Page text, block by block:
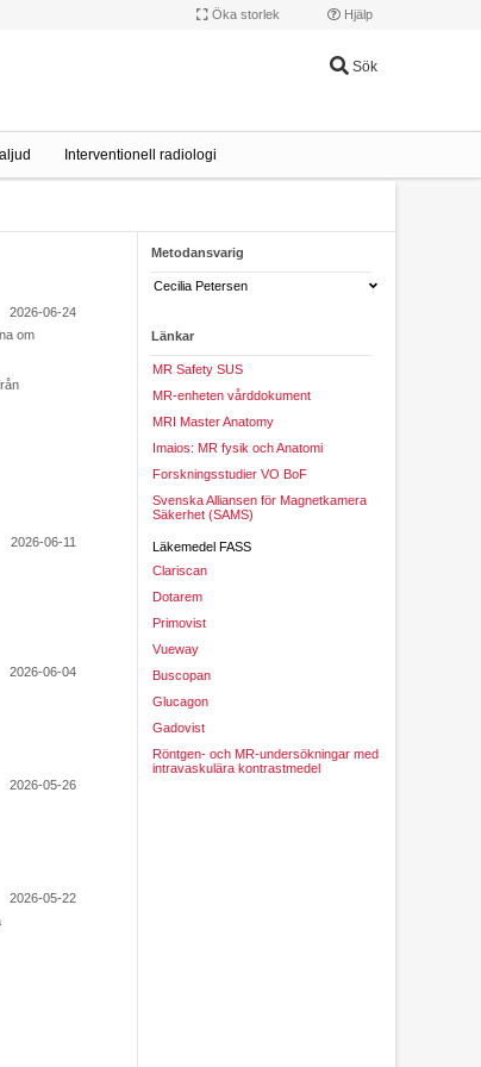
Öka storlek Hjälp
Sök
Interventionell radiologi
om
2026-06-24
2026-06-11
2026-06-04
2026-05-26
2026-05-22
Metodansvarig
Cecilia Petersen
Länkar
MR Safety SUS
MR-enheten vårddokument
MRI Master Anatomy
Imaios: MR fysik och Anatomi
Forskningsstudier VO BoF
Svenska Alliansen för Magnetkamera
Säkerhet (SAMS)
Läkemedel FASS
Clariscan
Dotarem
Primovist
Vueway
Buscopan
Glucagon
Gadovist
Röntgen- och MR-undersökningar med
intravaskulära kontrastmedel